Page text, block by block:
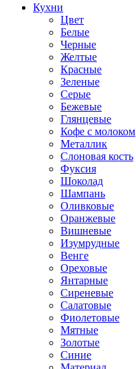
Кухни
Цвет
Белые
Черные
Желтые
Красные
Зеленые
Серые
Бежевые
Глянцевые
Кофе с молоком
Металлик
Слоновая кость
Фуксия
Шоколад
Шампань
Оливковые
Оранжевые
Вишневые
Изумрудные
Венге
Ореховые
Янтарные
Сиреневые
Салатовые
Фиолетовые
Мятные
Золотые
Синие